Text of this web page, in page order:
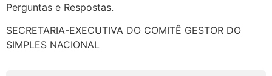
Perguntas e Respostas.
SECRETARIA-EXECUTIVA DO COMITÊ GESTOR DO
SIMPLES NACIONAL